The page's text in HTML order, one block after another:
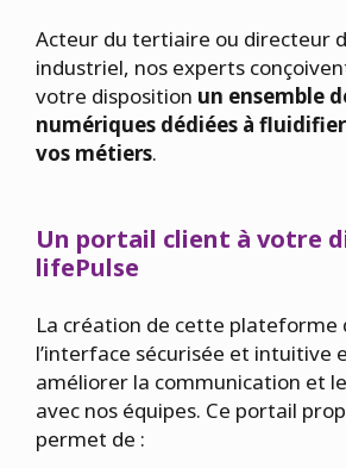
Acteur du tertiaire ou directeur
industriel, nos experts
votre disposition un ensemble
numériques dédiées à
vos métiers.
Un portail client à votre
lifePulse
La création de cette plateforme
l’interface sécurisée et intuitive
améliorer la communication et
avec nos équipes. Ce portail
permet de :